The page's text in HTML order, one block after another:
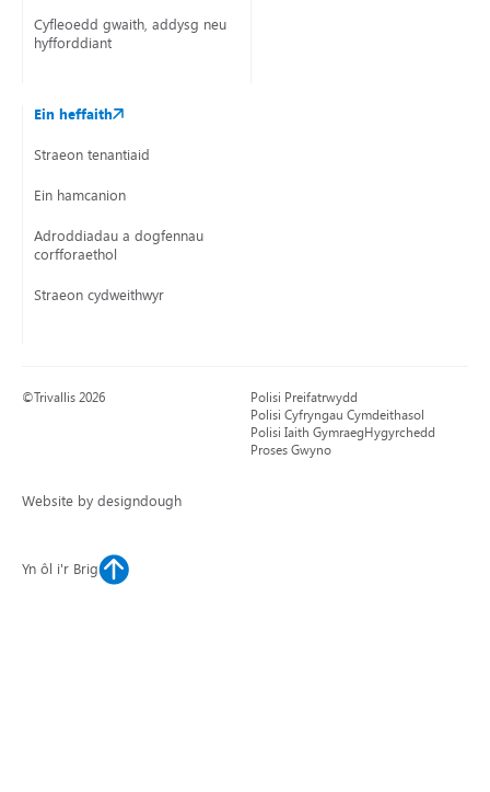
Cyfleoedd gwaith, addysg neu
hyfforddiant
Ein heffaith
Straeon tenantiaid
Ein hamcanion
Adroddiadau a dogfennau
corfforaethol
Straeon cydweithwyr
Yn ôl i'r Brig
©Trivallis 2026
Website by designdough
Polisi Preifatrwydd
Polisi Cyfryngau Cymdeithasol
Polisi Iaith GymraegHygyrchedd
Proses Gwyno